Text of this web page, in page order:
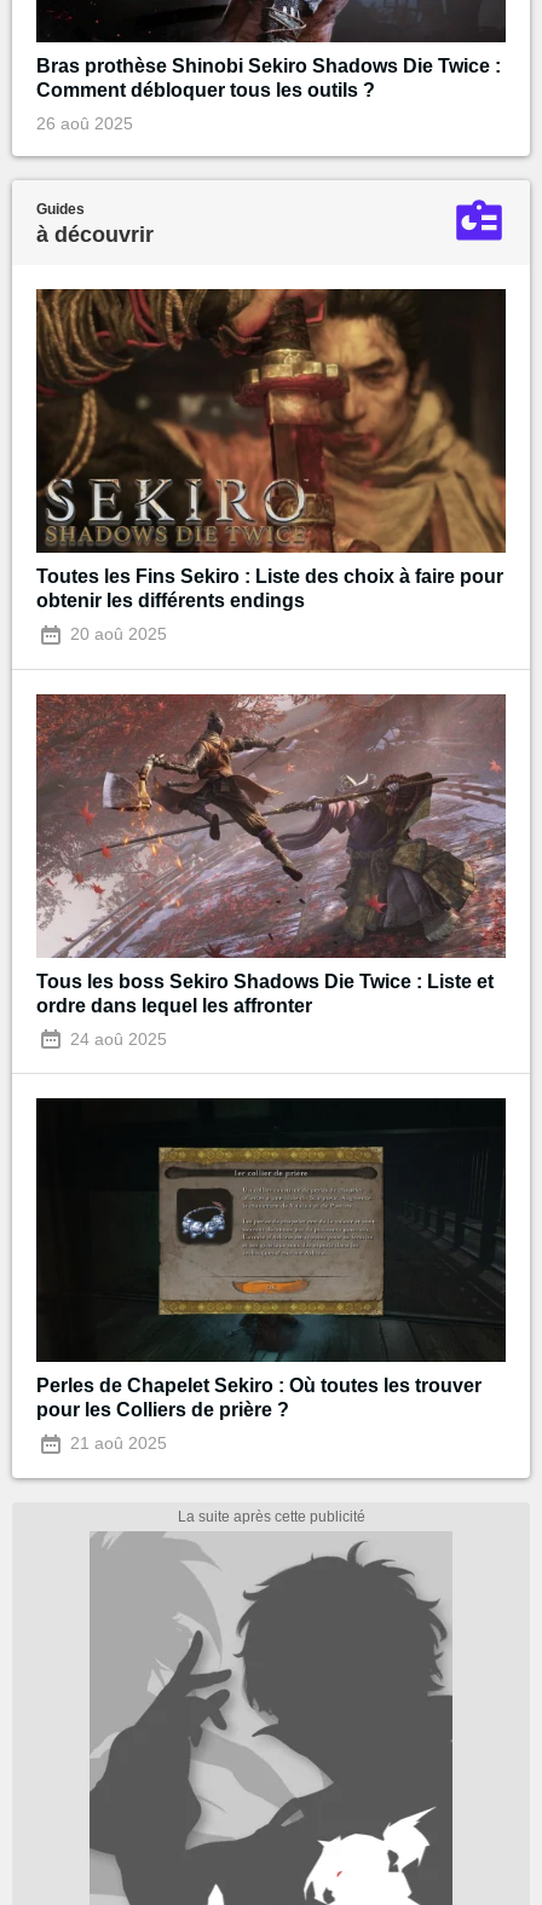
Bras prothèse Shinobi Sekiro Shadows Die Twice :
Comment débloquer tous les outils ?
26 aoû 2025
Guides
à découvrir
Toutes les Fins Sekiro : Liste des choix à faire pour
obtenir les différents endings
20 aoû 2025
Tous les boss Sekiro Shadows Die Twice : Liste et
ordre dans lequel les affronter
24 aoû 2025
Perles de Chapelet Sekiro : Où toutes les trouver
pour les Colliers de prière ?
21 aoû 2025